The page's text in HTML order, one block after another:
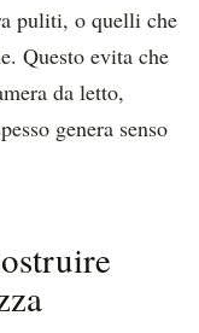
puliti, o quelli che
Questo evita che
da letto,
genera senso